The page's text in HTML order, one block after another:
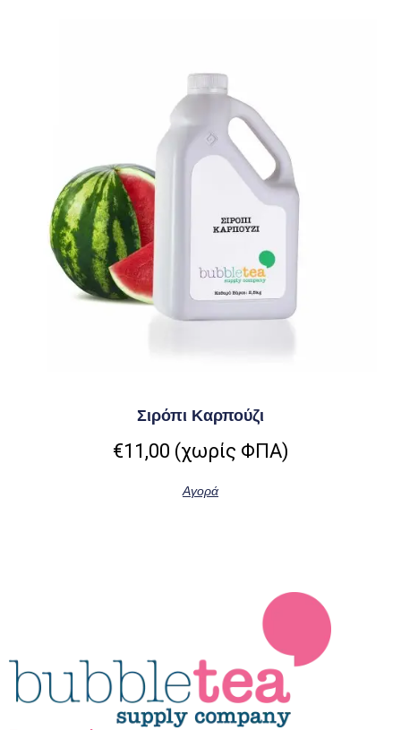
Σιρόπι Καρπούζι
€11,00 (χωρίς ΦΠΑ)
Αγορά